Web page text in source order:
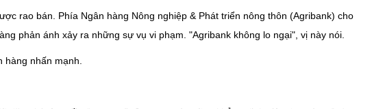
rao bán. Phía Ngân hàng Nông nghiệp & Phát triển nông thôn (Agribank) cho
phản ánh xảy ra những sự vụ vi phạm. "Agribank không lo ngại", vị này nói.
nhấn mạnh.